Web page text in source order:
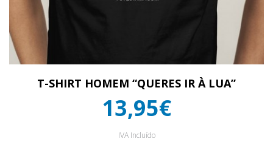
T-SHIRT HOMEM “QUERES IR À LUA”
13,95€
IVA Incluído